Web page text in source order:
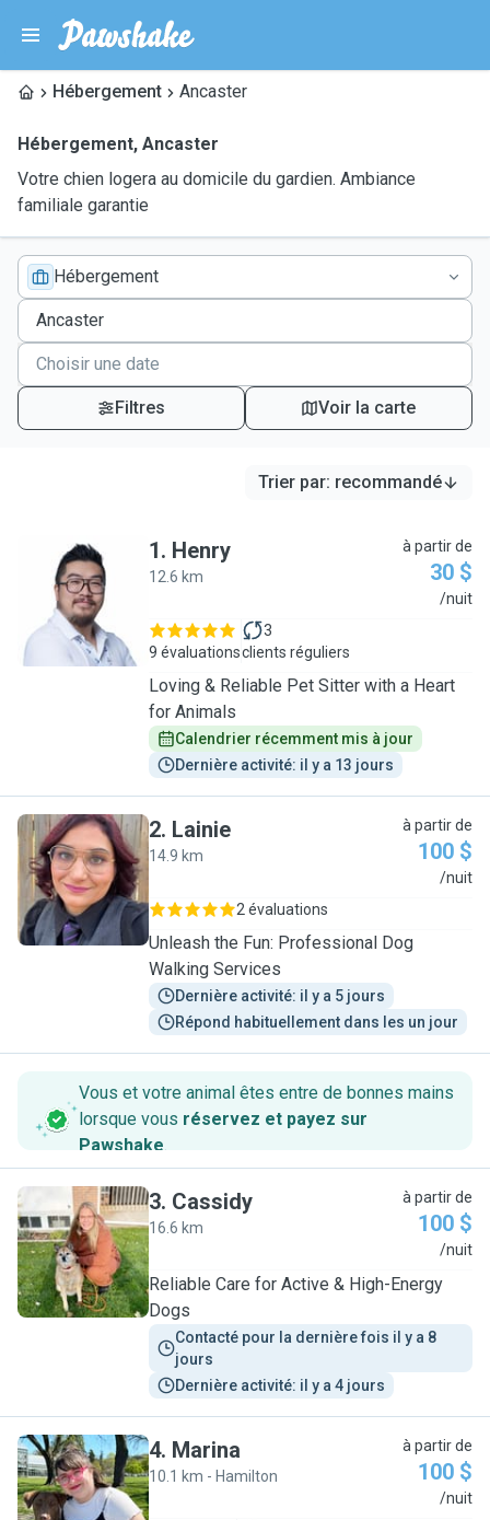
Hébergement Ancaster
Hébergement, Ancaster
Votre chien logera au domicile du gardien. Ambiance
familiale garantie
Hébergement
Filtres Voir la carte
Trier par: recommandé
H
1. Henry
12.6 km
à partir de
30 $
/nuit
9 évaluations
3
clients réguliers
Loving & Reliable Pet Sitter with a Heart
for Animals
Calendrier récemment mis à jour
Dernière activité: il y a 13 jours
L
2. Lainie
14.9 km
à partir de
100 $
/nuit
2 évaluations
Unleash the Fun: Professional Dog
Walking Services
Dernière activité: il y a 5 jours
Répond habituellement dans les un jour
Vous et votre animal êtes entre de bonnes mains
lorsque vous réservez et payez sur
Pawshake.
C
3. Cassidy
16.6 km
à partir de
100 $
/nuit
Reliable Care for Active & High-Energy
Dogs
Contacté pour la dernière fois il y a 8
jours
Dernière activité: il y a 4 jours
M
4. Marina
10.1 km - Hamilton
à partir de
100 $
/nuit